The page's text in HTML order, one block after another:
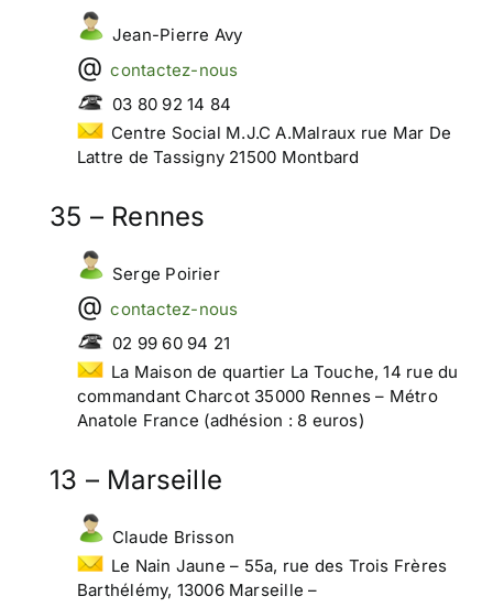
Jean-Pierre Avy
contactez-nous
03 80 92 14 84
Centre Social M.J.C A.Malraux rue Mar De
Lattre de Tassigny 21500 Montbard
35 – Rennes
Serge Poirier
contactez-nous
02 99 60 94 21
La Maison de quartier La Touche, 14 rue du
commandant Charcot 35000 Rennes – Métro
Anatole France (adhésion : 8 euros)
13 – Marseille
Claude Brisson
Le Nain Jaune – 55a, rue des Trois Frères
Barthélémy, 13006 Marseille –